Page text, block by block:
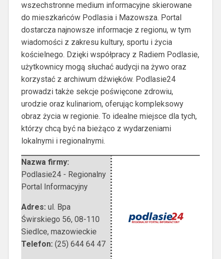
wszechstronne medium informacyjne skierowane
do mieszkańców Podlasia i Mazowsza. Portal
dostarcza najnowsze informacje z regionu, w tym
wiadomości z zakresu kultury, sportu i życia
kościelnego. Dzięki współpracy z Radiem Podlasie,
użytkownicy mogą słuchać audycji na żywo oraz
korzystać z archiwum dźwięków. Podlasie24
prowadzi także sekcje poświęcone zdrowiu,
urodzie oraz kulinariom, oferując kompleksowy
obraz życia w regionie. To idealne miejsce dla tych,
którzy chcą być na bieżąco z wydarzeniami
lokalnymi i regionalnymi.
Nazwa firmy:
Podlasie24 - Regionalny
Portal Informacyjny
Adres: ul. Bpa
Świrskiego 56, 08-110
Siedlce, mazowieckie
Telefon: (25) 644 64 47